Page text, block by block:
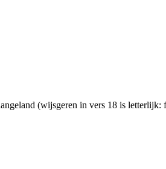
(wijsgeren in vers 18 is